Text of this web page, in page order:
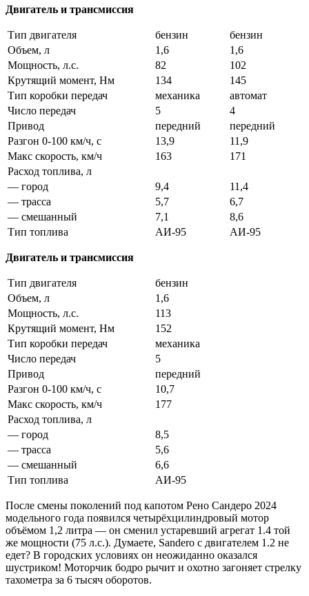
Двигатель и трансмиссия
Тип двигателя бензин
бензин
Объем, л
1,6
1,6
Мощность, л.с.
82
102
Крутящий момент, Нм
134
145
Тип коробки передач
механика
автомат
Число передач
5
4
Привод
передний
передний
Разгон 0-100 км/ч, с
13,9
11,9
Макс скорость, км/ч
163
171
Расход топлива, л
— город
9,4
11,4
— трасса
5,7
6,7
— смешанный
7,1
8,6
Тип топлива
АИ-95 АИ-95
Двигатель и трансмиссия
Тип двигателя
бензин
Объем, л
1,6
Мощность, л.с.
113
Крутящий момент, Нм
152
Тип коробки передач
механика
Число передач
5
Привод
передний
Разгон 0-100 км/ч, с
10,7
Макс скорость, км/ч
177
Расход топлива, л
— город
8,5
— трасса
5,6
— смешанный
6,6
Тип топлива
АИ-95
После смены поколений под капотом Рено Сандеро 2024
модельного года появился четырёхцилиндровый мотор
объёмом 1,2 литра — он сменил устаревший агрегат 1.4 той
же мощности (75 л.с.). Думаете, Sandero с двигателем 1.2 не
едет? В городских условиях он неожиданно оказался
шустриком! Моторчик бодро рычит и охотно загоняет стрелку
тахометра за 6 тысяч оборотов.